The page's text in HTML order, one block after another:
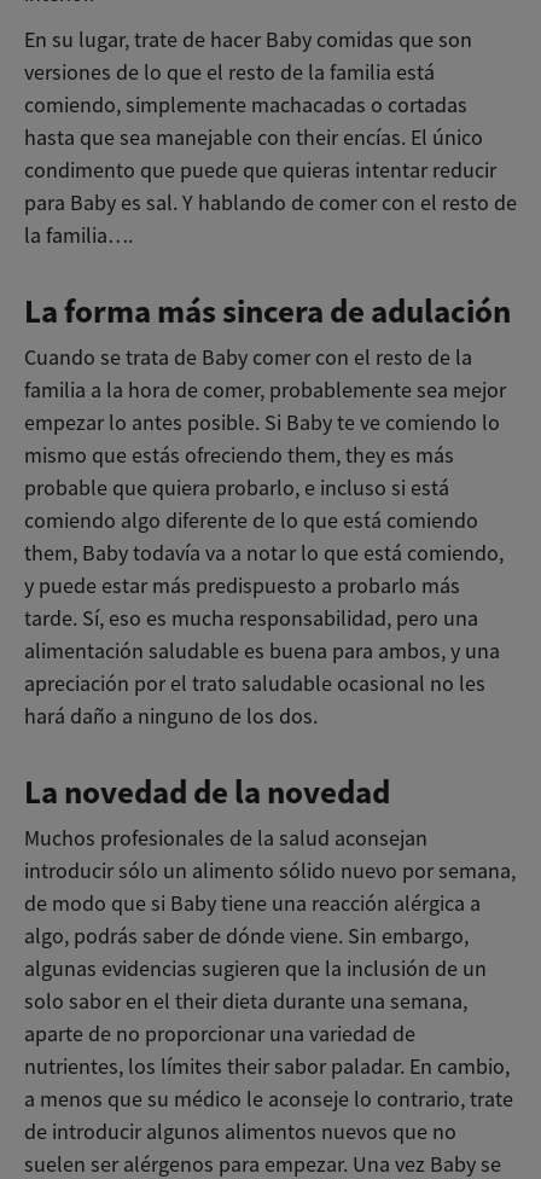
En su lugar, trate de hacer Baby comidas que son
versiones de lo que el resto de la familia está
comiendo, simplemente machacadas o cortadas
hasta que sea manejable con their encías. El único
condimento que puede que quieras intentar reducir
para Baby es sal. Y hablando de comer con el resto de
la familia….
La forma más sincera de adulación
Cuando se trata de Baby comer con el resto de la
familia a la hora de comer, probablemente sea mejor
empezar lo antes posible. Si Baby te ve comiendo lo
mismo que estás ofreciendo them, they es más
probable que quiera probarlo, e incluso si está
comiendo algo diferente de lo que está comiendo
them, Baby todavía va a notar lo que está comiendo,
y puede estar más predispuesto a probarlo más
tarde. Sí, eso es mucha responsabilidad, pero una
alimentación saludable es buena para ambos, y una
apreciación por el trato saludable ocasional no les
hará daño a ninguno de los dos.
La novedad de la novedad
Muchos profesionales de la salud aconsejan
introducir sólo un alimento sólido nuevo por semana,
de modo que si Baby tiene una reacción alérgica a
algo, podrás saber de dónde viene. Sin embargo,
algunas evidencias sugieren que la inclusión de un
solo sabor en el their dieta durante una semana,
aparte de no proporcionar una variedad de
nutrientes, los límites their sabor paladar. En cambio,
a menos que su médico le aconseje lo contrario, trate
de introducir algunos alimentos nuevos que no
suelen ser alérgenos para empezar. Una vez Baby se